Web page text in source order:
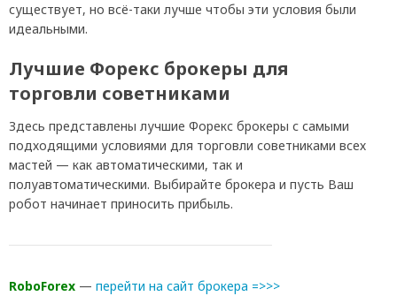
существует, но всё-таки лучше чтобы эти условия были
идеальными.
Лучшие Форекс брокеры для
торговли советниками
Здесь представлены лучшие Форекс брокеры с самыми
подходящими условиями для торговли советниками всех
мастей — как автоматическими, так и
полуавтоматическими. Выбирайте брокера и пусть Ваш
робот начинает приносить прибыль.
RoboForex —перейти на сайт брокера =>>>